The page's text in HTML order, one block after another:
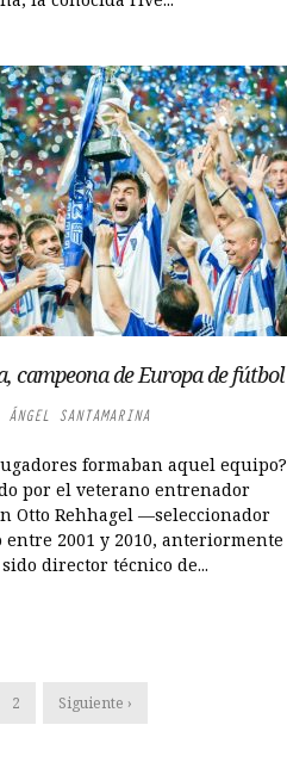
campeona de Europa de fútbol
ÁNGEL SANTAMARINA
formaban aquel equipo?
por el veterano entrenador
Otto Rehhagel —seleccionador
entre 2001 y 2010, anteriormente
director técnico de...
2 Siguiente ›